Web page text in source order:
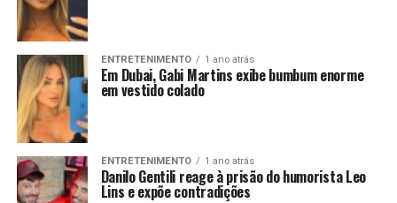
ENTRETENIMENTO 1 ano atrás
Em Dubai, Gabi Martins exibe bumbum enorme
em vestido colado
ENTRETENIMENTO 1 ano atrás
Danilo Gentili reage à prisão do humorista Leo
Lins e expõe contradições